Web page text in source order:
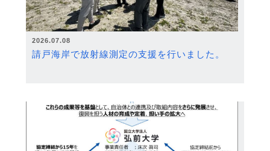
2026.07.08
請戸海岸で放射線測定の支援を行いました。